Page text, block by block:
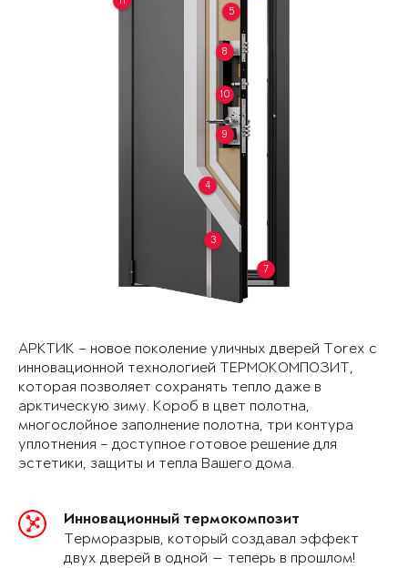
3
4
5
7
8
9
10
АРКТИК – новое поколение уличных дверей Torex с
инновационной технологией ТЕРМОКОМПОЗИТ,
которая позволяет сохранять тепло даже в
арктическую зиму. Короб в цвет полотна,
многослойное заполнение полотна, три контура
уплотнения – доступное готовое решение для
эстетики, защиты и тепла Вашего дома.
Инновационный термокомпозит
Терморазрыв, который создавал эффект
двух дверей в одной — теперь в прошлом!